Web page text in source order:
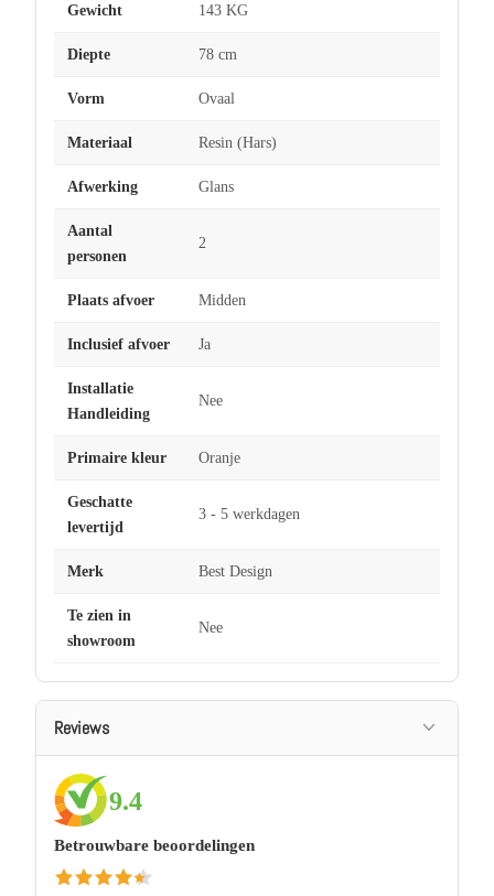
Gewicht 143 KG
Diepte 78 cm
Vorm Ovaal
Materiaal Resin (Hars)
Afwerking Glans
Aantal
personen
2
Plaats afvoer Midden
Inclusief afvoer Ja
Installatie
Handleiding
Nee
Primaire kleur Oranje
Geschatte
levertijd
3 - 5 werkdagen
Merk Best Design
Te zien in
showroom
Nee
Reviews
9.4
Betrouwbare beoordelingen